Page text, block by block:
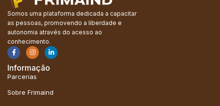
Somos uma plataforma dedicada a capacitar
as pessoas, promovendo a liberdade e
autonomia através do acesso ao
conhecimento.
Informação
Parcerias
Sobre Frimaind